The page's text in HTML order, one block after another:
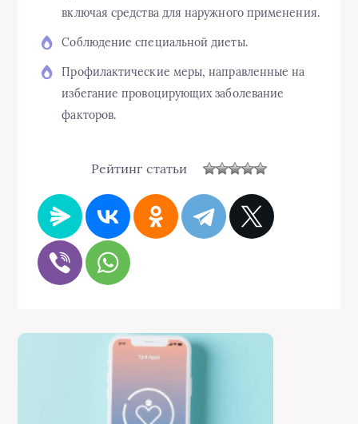
включая средства для наружного применения.
Соблюдение специальной диеты.
Профилактические меры, направленные на
избегание провоцирующих заболевание
факторов.
Рейтинг статьи